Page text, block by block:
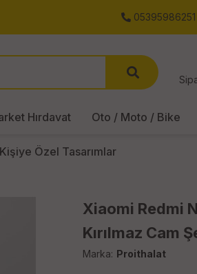
05395986251
Hırdavat Oto / Moto / Bike
Kişiye Özel Tasarımlar
Xiaomi Redmi
Kırılmaz Cam
Marka: Proithalat